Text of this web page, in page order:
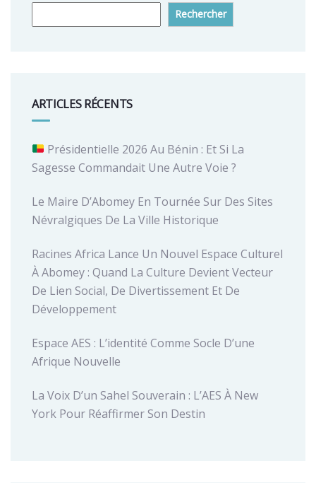
Rechercher
ARTICLES RÉCENTS
Présidentielle 2026 Au Bénin : Et Si La
Sagesse Commandait Une Autre Voie ?
Le Maire D’Abomey En Tournée Sur Des Sites
Névralgiques De La Ville Historique
Racines Africa Lance Un Nouvel Espace Culturel
À Abomey : Quand La Culture Devient Vecteur
De Lien Social, De Divertissement Et De
Développement
Espace AES : L’identité Comme Socle D’une
Afrique Nouvelle
La Voix D’un Sahel Souverain : L’AES À New
York Pour Réaffirmer Son Destin